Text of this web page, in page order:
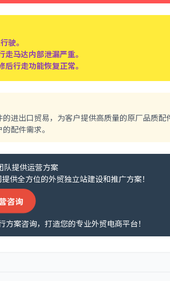
驶。
马达内部泄漏严重。
行走功能恢复正常。
进出口贸易，为客户提供高质量的原厂品质配
配件需求。
队提供运营方案
供全方位的外贸独立站建设和推广方案！
咨询
案咨询，打造您的专业外贸电商平台！